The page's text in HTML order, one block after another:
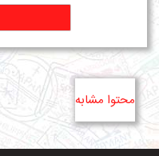
محتوا مشابه